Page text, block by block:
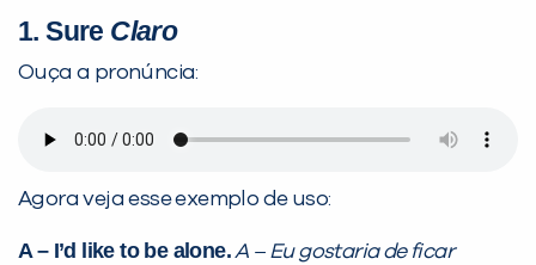
1. Sure Claro
Ouça a pronúncia:
Agora veja esse exemplo de uso:
A – I’d like to be alone.A – Eu gostaria de ficar